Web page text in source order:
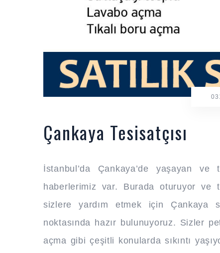
Çankaya Tesisatçısı
İstanbul’da Çankaya’de yaşayan
haberlerimiz var. Burada oturuyor ve
sizlere yardım etmek için Çankaya
noktasında hazır bulunuyoruz. Sizler
açma gibi çeşitli konularda sıkıntı